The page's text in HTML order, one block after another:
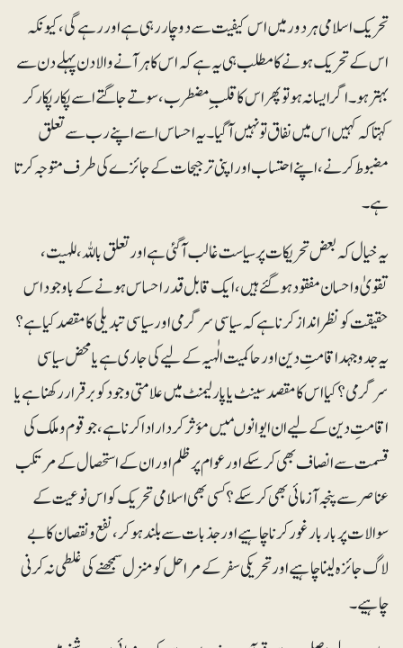
تحریک اسلامی ہر دور میں اس کیفیت سے دوچار رہی ہے اور رہے گی، کیونکہ
اس کے تحریک ہونے کا مطلب ہی یہ ہے کہ اس کا ہر آنے والا دن پہلے دن سے
بہتر ہو۔ اگر ایسا نہ ہو تو پھر اس کا قلبِ مضطرب ، سوتے جاگتے اسے پکار پکار کر
کہتا کہ کہیں اس میں نفاق تو نہیں آگیا ۔ یہ احساس اسے اپنے رب سے تعلق
مضبوط کرنے ، اپنے احتساب اور اپنی ترجیحات کے جائزے کی طرف متوجہ کرتا
ہے ۔
یہ خیال کہ بعض تحریکات پر سیاست غالب آگئی ہے اور تعلق باللہ ، للہیت ،
تقویٰ و احسان مفقود ہو گئے ہیں، ایک قابل قدر احساس ہونے کے باوجوداس
حقیقت کو نظر انداز کرنا ہے کہ سیاسی سرگرمی اور سیاسی تبدیلی کا مقصد کیا ہے؟
یہ جدوجہد اقامتِ دین اور حاکمیت الٰہیہ کے لیے کی جاری ہے یا محض سیاسی
سرگرمی؟ کیااس کا مقصد سینٹ یا پارلیمنٹ میں علامتی وجود کو برقرار رکھنا ہے یا
اقامتِ دین کے لیے ان ایوانوںمیں مؤثر کردار ادا کرنا ہے، جو قوم و ملک کی
قسمت سے انصاف بھی کرسکے اور عوام پر ظلم اور ان کے استحصال کے مرتکب
عناصر سے پنجہ آزمائی بھی کرسکے؟ کسی بھی اسلامی تحریک کو اس نوعیت کے
سوالات پر باربارغور کرنا چاہیے اور جذبات سے بلند ہو کر، نفع ونقصان کا بے
لاگ جائزہ لینا چاہیے اور تحریکی سفر کے مراحل کو منزل سمجھنے کی غلطی نہ کرنی
چاہیے۔